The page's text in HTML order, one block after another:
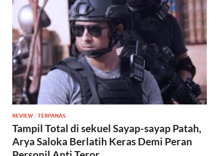
REVIEW / TERPANAS
Tampil Total di sekuel Sayap-sayap Patah,
Arya Saloka Berlatih Keras Demi Peran